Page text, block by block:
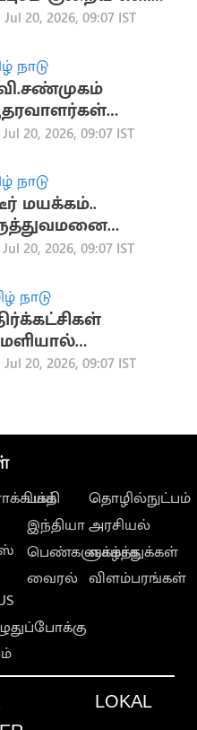
வைத்தியங்கள்!
Jul 20, 2026, 09:07 IST
நாடு
Jul 20, 2026, 09:07 IST
நாடு
மயக்கம்..
அனிதா
Jul 20, 2026, 09:07 IST
நாடு
நாள்
Jul 20, 2026, 09:07 IST
பக்தி
இந்தியா
பெண்களுக்காக
வைரல்
தொழில்நுட்பம்
அரசியல்
வாழ்த்துக்கள்
விளம்பரங்கள்
LOKAL